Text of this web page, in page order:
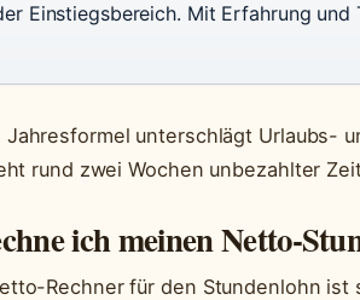
Einstiegsbereich. Mit Erfahrung
Jahresformel unterschlägt Urlaubs-
rund zwei Wochen unbezahlter
ich meinen Netto-
Rechner für den Stundenlohn